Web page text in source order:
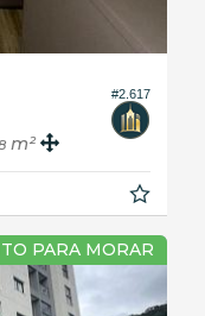
#2.617
m²
PARA MORAR